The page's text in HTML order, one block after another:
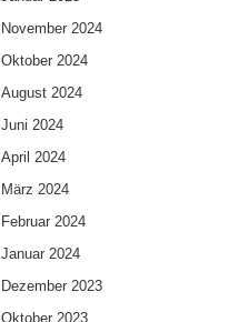
November 2024
Oktober 2024
August 2024
Juni 2024
April 2024
März 2024
Februar 2024
Januar 2024
Dezember 2023
Oktober 2023